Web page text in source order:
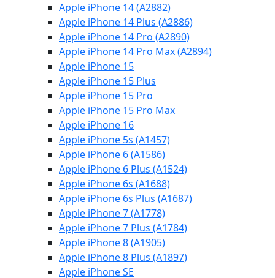
Apple iPhone 14 (A2882)
Apple iPhone 14 Plus (A2886)
Apple iPhone 14 Pro (A2890)
Apple iPhone 14 Pro Max (A2894)
Apple iPhone 15
Apple iPhone 15 Plus
Apple iPhone 15 Pro
Apple iPhone 15 Pro Max
Apple iPhone 16
Apple iPhone 5s (A1457)
Apple iPhone 6 (A1586)
Apple iPhone 6 Plus (A1524)
Apple iPhone 6s (A1688)
Apple iPhone 6s Plus (A1687)
Apple iPhone 7 (A1778)
Apple iPhone 7 Plus (A1784)
Apple iPhone 8 (A1905)
Apple iPhone 8 Plus (A1897)
Apple iPhone SE